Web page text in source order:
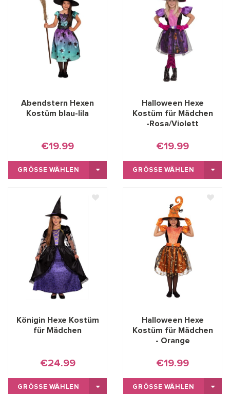
Abendstern Hexen
Kostüm blau-lila
€19.99
GRÖSSE WÄHLEN
Halloween Hexe
Kostüm für Mädchen
-Rosa/Violett
€19.99
GRÖSSE WÄHLEN
Königin Hexe Kostüm
für Mädchen
€24.99
GRÖSSE WÄHLEN
Halloween Hexe
Kostüm für Mädchen
- Orange
€19.99
GRÖSSE WÄHLEN